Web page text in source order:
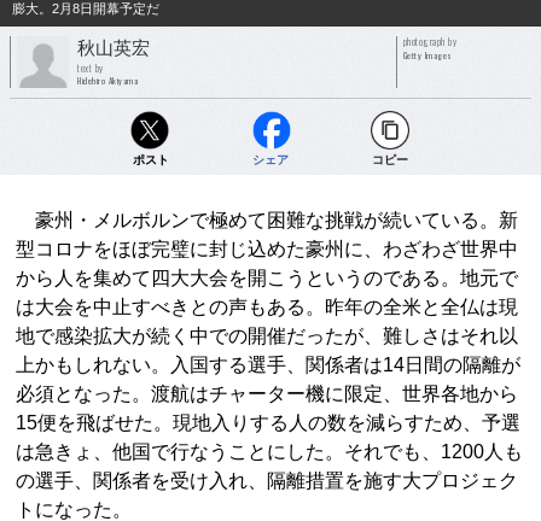
膨大。2月8日開幕予定だ
秋山英宏
text by
Hidehiro Akiyama
photograph by
Getty Images
ポスト シェア コピー
豪州・メルボルンで極めて困難な挑戦が続いている。新
型コロナをほぼ完璧に封じ込めた豪州に、わざわざ世界中
から人を集めて四大大会を開こうというのである。地元で
は大会を中止すべきとの声もある。昨年の全米と全仏は現
地で感染拡大が続く中での開催だったが、難しさはそれ以
上かもしれない。入国する選手、関係者は14日間の隔離が
必須となった。渡航はチャーター機に限定、世界各地から
15便を飛ばせた。現地入りする人の数を減らすため、予選
は急きょ、他国で行なうことにした。それでも、1200人も
の選手、関係者を受け入れ、隔離措置を施す大プロジェク
トになった。